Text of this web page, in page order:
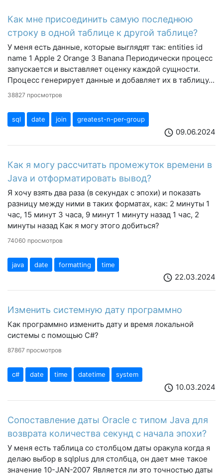
Как мне присоединить самую последнюю
строку в одной таблице к другой таблице?
У меня есть данные, которые выглядят так: entities id
name 1 Apple 2 Orange 3 Banana Периодически процесс
запускается и выставляет оценку каждой сущности.
Процесс генерирует данные и добавляет их в таблицу...
38827 просмотров
sql date join greatest-n-per-group
schedule 09.06.2024
Как я могу рассчитать промежуток времени в
Java и отформатировать вывод?
Я хочу взять два раза (в секундах с эпохи) и показать
разницу между ними в таких форматах, как: 2 минуты 1
час, 15 минут 3 часа, 9 минут 1 минуту назад 1 час, 2
минуты назад Как я могу этого добиться?
74060 просмотров
java date formatting time
schedule 22.03.2024
Изменить системную дату программно
Как программно изменить дату и время локальной
системы с помощью С#?
87867 просмотров
c# date time datetime system
schedule 10.03.2024
Сопоставление даты Oracle с типом Java для
возврата количества секунд с начала эпохи?
У меня есть таблица со столбцом даты оракула когда я
делаю выбор в sqlplus для столбца, он дает мне такое
значение 10-JAN-2007 Является ли это точностью даты